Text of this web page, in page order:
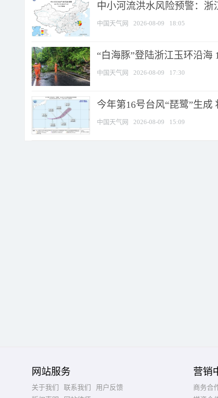
中小河流洪水风险预警：
中国天气网 2026-08-09 18:05
“白海豚”登陆浙江玉环沿海
中国天气网 2026-08-09 17:30
今年第16号台风“琵鹭”生
中国天气网 2026-08-09 15:09
网站服务
关于我们 联系我们
用户反馈
营销
商务合